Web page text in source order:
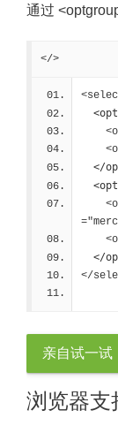
通过
</>
</
</
</
亲自试一试
浏览器支